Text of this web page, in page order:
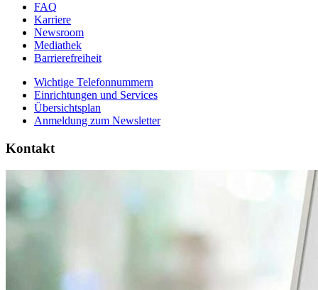
FAQ
Karriere
Newsroom
Mediathek
Barrierefreiheit
Wichtige Telefonnummern
Einrichtungen und Services
Übersichtsplan
Anmeldung zum Newsletter
Kontakt